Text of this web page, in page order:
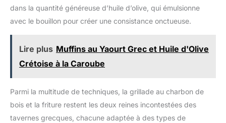
dans la quantité généreuse d’huile d’olive, qui émulsionne
avec le bouillon pour créer une consistance onctueuse.
Lire plus Muffins au Yaourt Grec et Huile d'Olive
Crétoise à la Caroube
Parmi la multitude de techniques, la grillade au charbon de
bois et la friture restent les deux reines incontestées des
tavernes grecques, chacune adaptée à des types de